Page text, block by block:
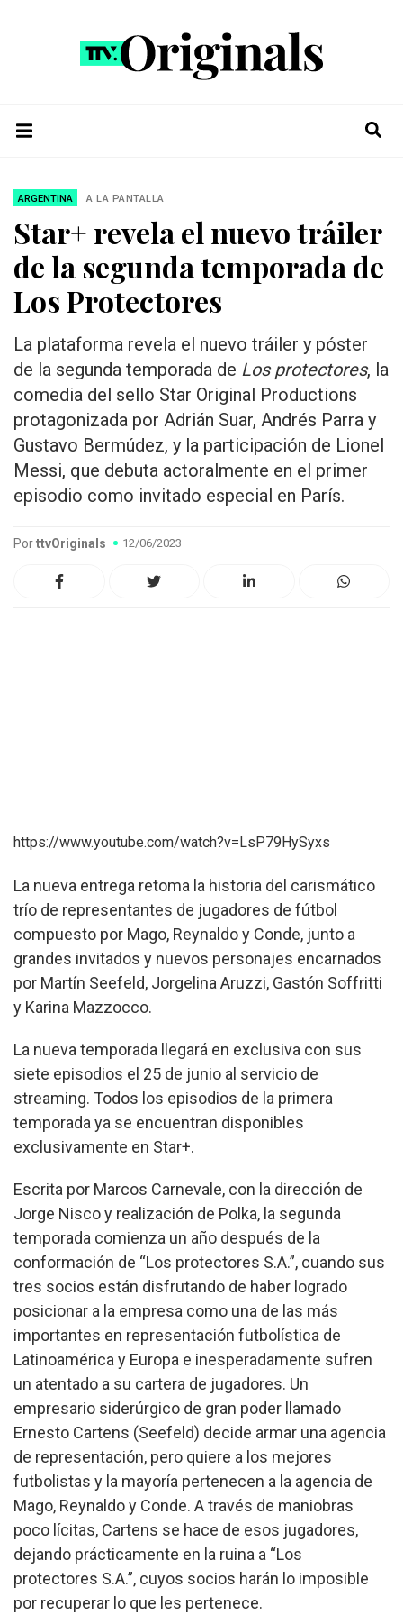
ARGENTINA A LA PANTALLA
Star+ revela el nuevo tráiler
de la segunda temporada de
Los Protectores
La plataforma revela el nuevo tráiler y póster
de la segunda temporada de Los protectores, la
comedia del sello Star Original Productions
protagonizada por Adrián Suar, Andrés Parra y
Gustavo Bermúdez, y la participación de Lionel
Messi, que debuta actoralmente en el primer
episodio como invitado especial en París.
PorttvOriginals 12/06/2023
https://www.youtube.com/watch?v=LsP79HySyxs
La nueva entrega retoma la historia del carismático
trío de representantes de jugadores de fútbol
compuesto por Mago, Reynaldo y Conde, junto a
grandes invitados y nuevos personajes encarnados
por Martín Seefeld, Jorgelina Aruzzi, Gastón Soffritti
y Karina Mazzocco.
La nueva temporada llegará en exclusiva con sus
siete episodios el 25 de junio al servicio de
streaming. Todos los episodios de la primera
temporada ya se encuentran disponibles
exclusivamente en Star+.
Escrita por Marcos Carnevale, con la dirección de
Jorge Nisco y realización de Polka, la segunda
temporada comienza un año después de la
conformación de “Los protectores S.A.”, cuando sus
tres socios están disfrutando de haber logrado
posicionar a la empresa como una de las más
importantes en representación futbolística de
Latinoamérica y Europa e inesperadamente sufren
un atentado a su cartera de jugadores. Un
empresario siderúrgico de gran poder llamado
Ernesto Cartens (Seefeld) decide armar una agencia
de representación, pero quiere a los mejores
futbolistas y la mayoría pertenecen a la agencia de
Mago, Reynaldo y Conde. A través de maniobras
poco lícitas, Cartens se hace de esos jugadores,
dejando prácticamente en la ruina a “Los
protectores S.A.”, cuyos socios harán lo imposible
por recuperar lo que les pertenece.